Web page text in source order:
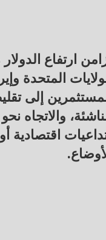
ارتفاع
المتحدة
إلى
والاتجاه